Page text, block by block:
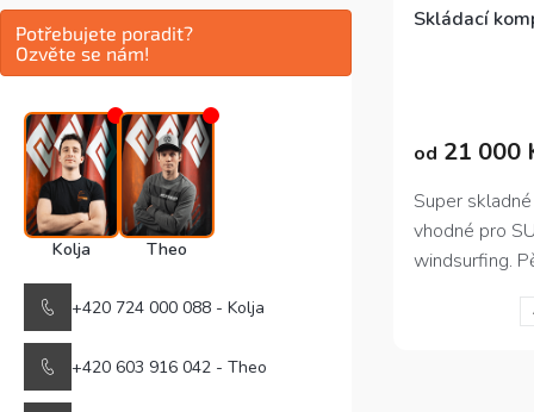
Potřebujete poradit?
Ozvěte se nám!
Kolja Theo
+420 724 000 088 - Kolja
+420 603 916 042 - Theo
Skládací
je
z
hvězdiček.
od 21 000
Super
vhodné pro
windsurfing.
ráhno
malého bagu